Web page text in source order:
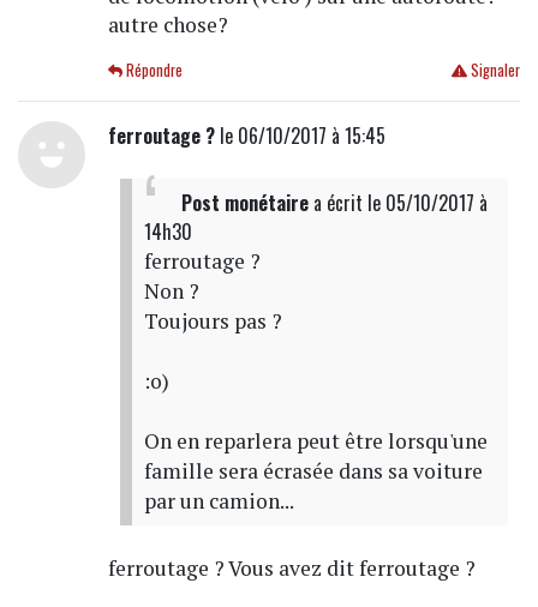
autre chose?
Signaler
Répondre
ferroutage ?le 06/10/2017 à 15:45
Post monétairea écrit le 05/10/2017 à
14h30
ferroutage ?
Non ?
Toujours pas ?
:o)
On en reparlera peut être lorsqu'une
famille sera écrasée dans sa voiture
par un camion...
ferroutage ? Vous avez dit ferroutage ?